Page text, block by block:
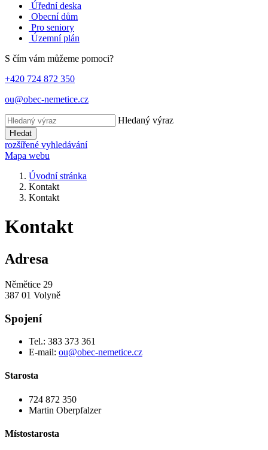
Úřední deska
Obecní dům
Pro seniory
Územní plán
S čím vám můžeme pomoci?
+420 724 872 350
ou@obec-nemetice.cz
Hledaný výraz
Hledat
rozšířené vyhledávání
Mapa webu
Úvodní stránka
Kontakt
Kontakt
Kontakt
Adresa
Němětice 29
387 01 Volyně
Spojení
Tel.: 383 373 361
E-mail: ou@obec-nemetice.cz
Starosta
724 872 350
Martin Oberpfalzer
Místostarosta